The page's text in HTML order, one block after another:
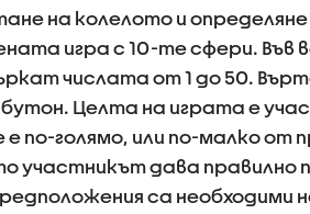
на колелото и
игра с 10-те сфери. Във
числата от 1 до 50.
Целта на играта е
по-голямо, или по-малко от
участникът дава правилно
са необходими